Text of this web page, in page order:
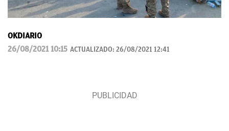
OKDIARIO
26/08/2021 10:15 ACTUALIZADO: 26/08/2021 12:41